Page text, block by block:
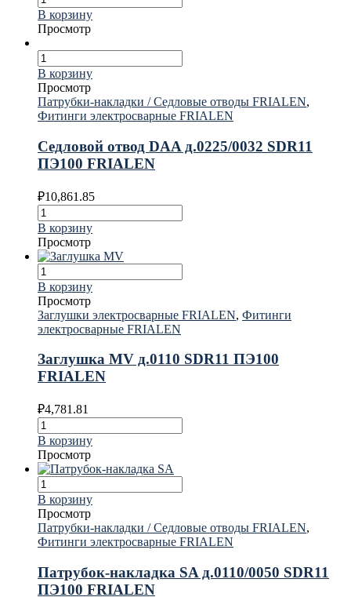
В корзину
Просмотр
В корзину
Просмотр
Патрубки-накладки / Седловые отводы FRIALEN,
Фитинги электросварные FRIALEN
Седловой отвод DAA д.0225/0032 SDR11
ПЭ100 FRIALEN
₽10,861.85
В корзину
Просмотр
В корзину
Просмотр
Заглушки электросварные FRIALEN, Фитинги
электросварные FRIALEN
Заглушка MV д.0110 SDR11 ПЭ100
FRIALEN
₽4,781.81
В корзину
Просмотр
В корзину
Просмотр
Патрубки-накладки / Седловые отводы FRIALEN,
Фитинги электросварные FRIALEN
Патрубок-накладка SA д.0110/0050 SDR11
ПЭ100 FRIALEN